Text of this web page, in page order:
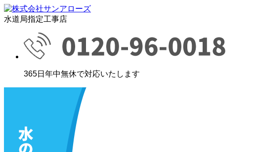
水道局指定工事店
365日年中無休で対応いたします